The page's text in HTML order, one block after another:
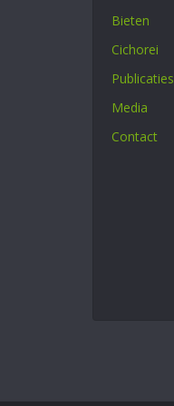
Bieten
Cichorei
Publicaties
Media
Contact